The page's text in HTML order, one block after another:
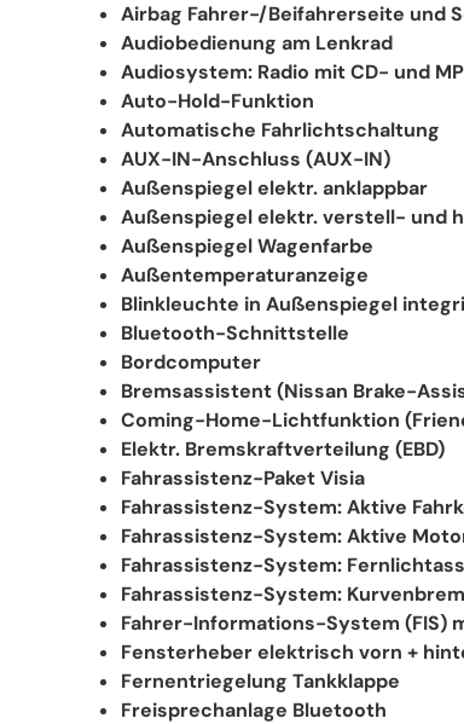
Airbag Fahrer-/Beifahrerseite und
Audiobedienung am Lenkrad
Audiosystem: Radio mit CD- und
Auto-Hold-Funktion
Automatische Fahrlichtschaltung
AUX-IN-Anschluss (AUX-IN)
Außenspiegel elektr. anklappbar
Außenspiegel elektr. verstell- und
Außenspiegel Wagenfarbe
Außentemperaturanzeige
Blinkleuchte in Außenspiegel
Bluetooth-Schnittstelle
Bordcomputer
Bremsassistent (Nissan Brake-
Coming-Home-Lichtfunktion
Elektr. Bremskraftverteilung (EBD)
Fahrassistenz-Paket Visia
Fahrassistenz-System: Aktive
Fahrassistenz-System: Aktive
Fahrassistenz-System:
Fahrassistenz-System:
Fahrer-Informations-System (FIS)
Fensterheber elektrisch vorn +
Fernentriegelung Tankklappe
Freisprechanlage Bluetooth